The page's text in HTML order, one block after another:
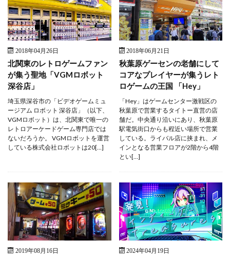
2018年04月26日
北関東のレトロゲームファン
が集う聖地「VGMロボット
深谷店」
埼玉県深谷市の「ビデオゲームミュ
ージアム ロボット 深谷店」（以下、
VGMロボット）は、北関東で唯一の
レトロアーケードゲーム専門店では
ないだろうか。 VGMロボットを運営
している株式会社ロボットは20[…]
2018年06月21日
秋葉原ゲーセンの老舗にして
コアなプレイヤーが集うレト
ロゲームの王国 「Hey」
「Hey」はゲームセンター激戦区の
秋葉原で営業するタイトー直営の店
舗だ。中央通り沿いにあり、秋葉原
駅電気街口からも程近い場所で営業
している。ライバル店に挟まれ、メ
インとなる営業フロアが2階から4階
とい[…]
2019年08月16日 2024年04月19日